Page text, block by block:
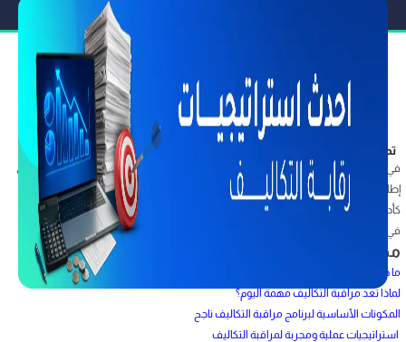
تم النشر بواسطة فريق أكفليكس
في بيئة أعمال متغيرة وسريعة، لا يكفي أن تقلل الشركات التكاليف مرة واحدة؛ بل تحتاج إلى
إطار دائم وممنهج يضمن الاستخدام الأمثل لكل ريال يُنفق. هنا يأتي دور مراقبة التكاليف
كأداة استراتيجية تزيد من مرونة المؤسسة، تحسن التدفق النقدي، وتحرّر موارد للاستثمار
في النمو.
محتويات المقال
ما هي مراقبة التكاليف؟
لماذا تعد مراقبة التكاليف مهمة اليوم؟
المكونات الأساسية لبرنامج مراقبة التكاليف ناجح
استراتيجيات عملية ومجربة لمراقبة التكاليف